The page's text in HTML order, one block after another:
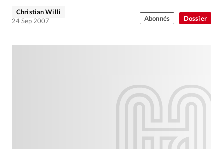
Dossier
Christian Willi
24 Sep 2007
Abonnés